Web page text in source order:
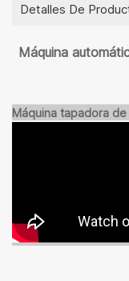
Detalles De
Máquina
Máquina tapadora